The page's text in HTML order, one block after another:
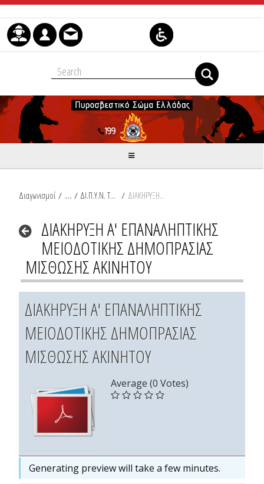
Skip to Content
Διαγωνισμοί / ΔΙ.Π.Υ.Ν. ΤΡΙΚΑΛΩΝ / ΔΙΑΚΗΡΥΞΗ Α' ΕΠΑΝΑΛΗΠΤΙΚΗΣ ΜΕΙΟΔΟΤΙΚΗΣ ΔΗΜΟΠΡΑΣΙΑΣ ΜΙΣΘΩΣΗΣ ΑΚΙΝΗΤΟΥ
ΔΙΑΚΗΡΥΞΗ Α' ΕΠΑΝΑΛΗΠΤΙΚΗΣ
ΜΕΙΟΔΟΤΙΚΗΣ ΔΗΜΟΠΡΑΣΙΑΣ
ΜΙΣΘΩΣΗΣ ΑΚΙΝΗΤΟΥ
ΔΙΑΚΗΡΥΞΗ Α' ΕΠΑΝΑΛΗΠΤΙΚΗΣ
ΜΕΙΟΔΟΤΙΚΗΣ ΔΗΜΟΠΡΑΣΙΑΣ
ΜΙΣΘΩΣΗΣ ΑΚΙΝΗΤΟΥ
Average (0 Votes)
Generating preview will take a few minutes.